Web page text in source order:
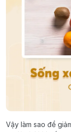
Vậy làm sao để